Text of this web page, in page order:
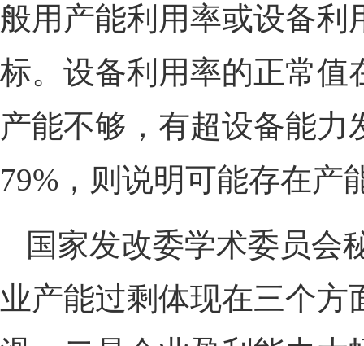
般用产能利用率或设备利
标。设备利用率的正常值
产能不够，有超设备能
79%，则说明可能存在产
国家发改委学术委员会
业产能过剩体现在三个